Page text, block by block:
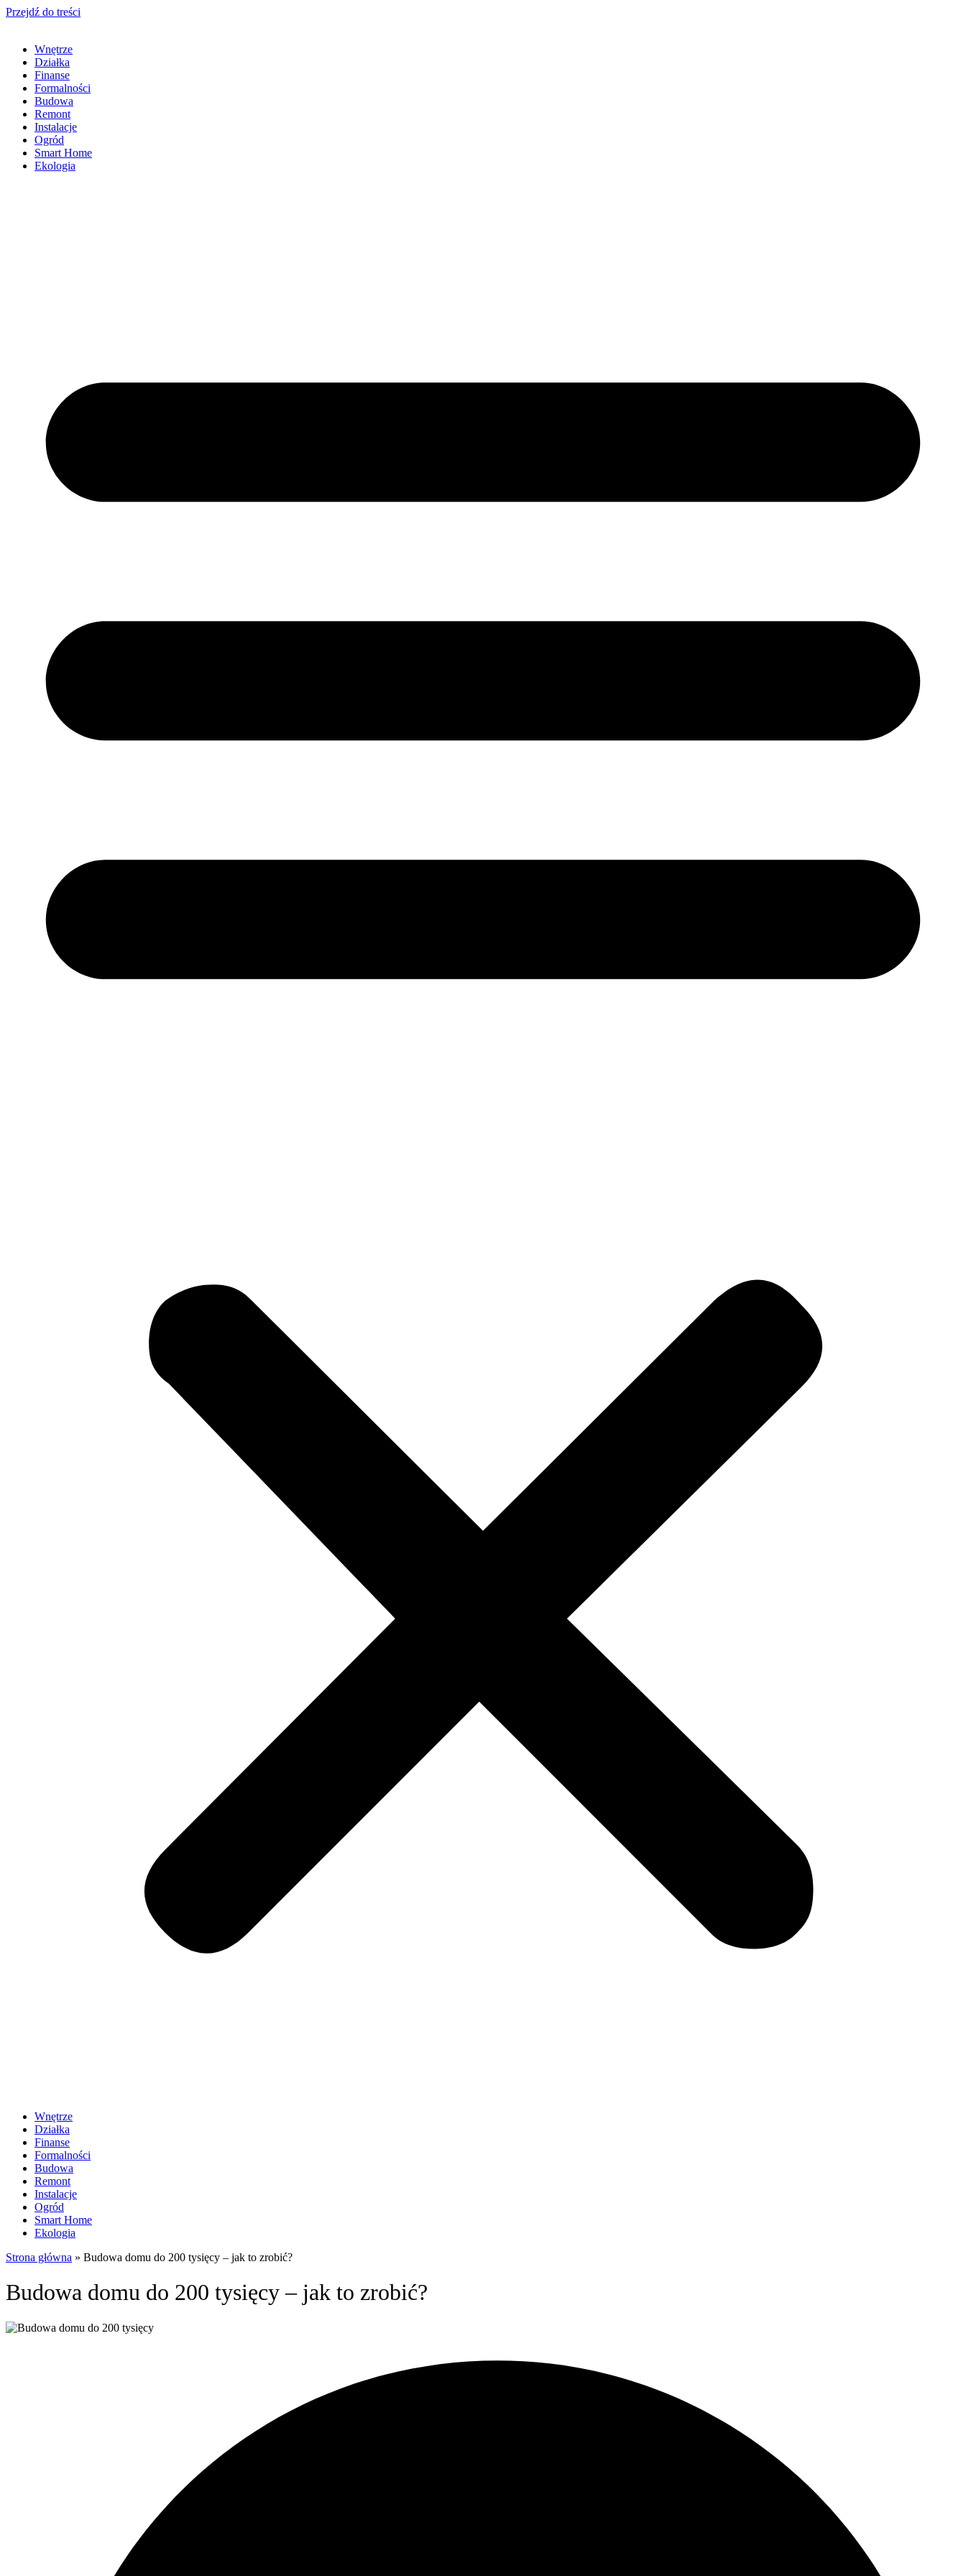
Przejdź do treści
Wnętrze
Działka
Finanse
Formalności
Budowa
Remont
Instalacje
Ogród
Smart Home
Ekologia
Wnętrze
Działka
Finanse
Formalności
Budowa
Remont
Instalacje
Ogród
Smart Home
Ekologia
Strona główna » Budowa domu do 200 tysięcy – jak to zrobić?
Budowa domu do 200 tysięcy – jak to zrobić?